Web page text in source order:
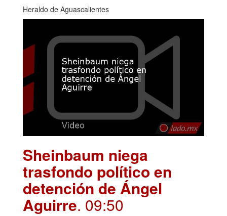
Heraldo de Aguascalientes
Sheinbaum niega
trasfondo político en
detención de Ángel
Aguirre. 09:50